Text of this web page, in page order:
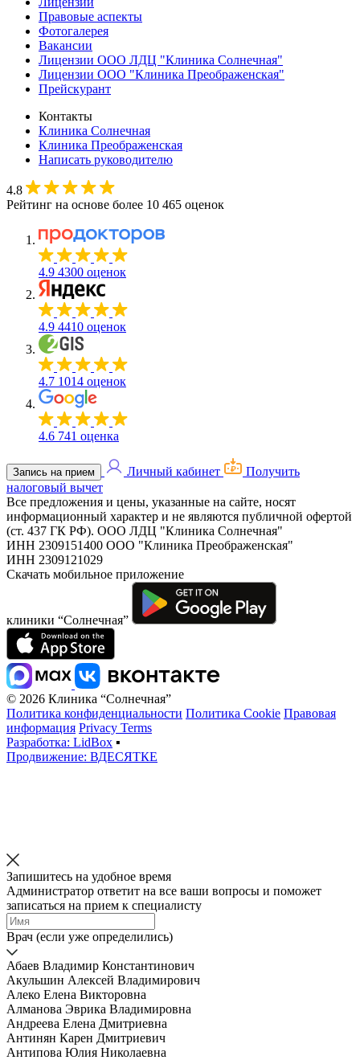
Правовые аспекты
Фотогалерея
Вакансии
Лицензии ООО ЛДЦ "Клиника Солнечная"
Лицензии ООО "Клиника Преображенская"
Прейскурант
Контакты
Клиника Солнечная
Клиника Преображенская
Написать руководителю
4.8
Рейтинг на основе более 10 465 оценок
4.9 4300 оценок
4.9 4410 оценок
4.7 1014 оценок
4.6 741 оценка
Запись на прием Личный кабинет
Получить
налоговый вычет
Все предложения и цены, указанные на сайте, носят
информационный характер и не являются публичной офертой
(ст. 437 ГК РФ). ООО ЛДЦ "Клиника Солнечная"
ИНН 2309151400 ООО "Клиника Преображенская"
ИНН 2309121029
Скачать мобильное приложение
клиники “Солнечная”
© 2026 Клиника “Солнечная”
Политика конфиденциальности Политика Cookie Правовая
информация Privacy Terms
Разработка: LidBox ▪
Продвижение: ВДЕСЯТКЕ
Запишитесь на удобное время
Администратор ответит на все ваши вопросы и поможет
записаться на прием к специалисту
Врач (если уже определились)
Абаев Владимир Константинович
Акульшин Алексей Владимирович
Алеко Елена Викторовна
Алманова Эврика Владимировна
Андреева Елена Дмитриевна
Антинян Карен Дмитриевич
Антипова Юлия Николаевна